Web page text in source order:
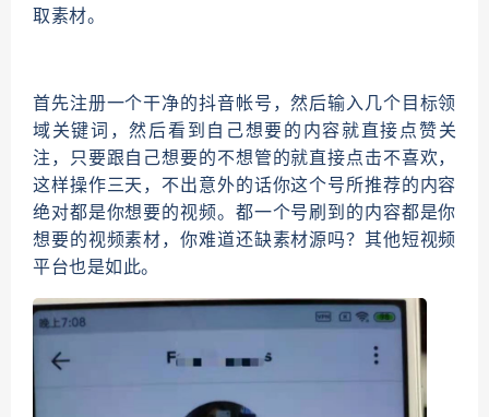
取素材。
首先注册一个干净的抖音帐号，然后输入几个目标领
域关键词，然后看到自己想要的内容就直接点赞关
注，只要跟自己想要的不想管的就直接点击不喜欢，
这样操作三天，不出意外的话你这个号所推荐的内容
绝对都是你想要的视频。都一个号刷到的内容都是你
想要的视频素材，你难道还缺素材源吗？其他短视频
平台也是如此。